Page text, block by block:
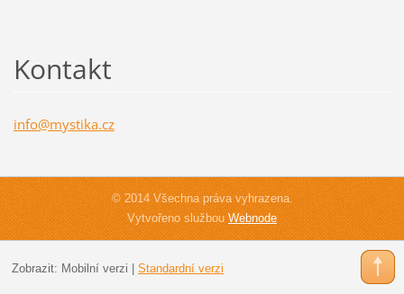
Kontakt
info@mystika.cz
© 2014 Všechna práva vyhrazena.
Vytvořeno službouWebnode
Zobrazit: Mobilní verzi | Standardní verzi